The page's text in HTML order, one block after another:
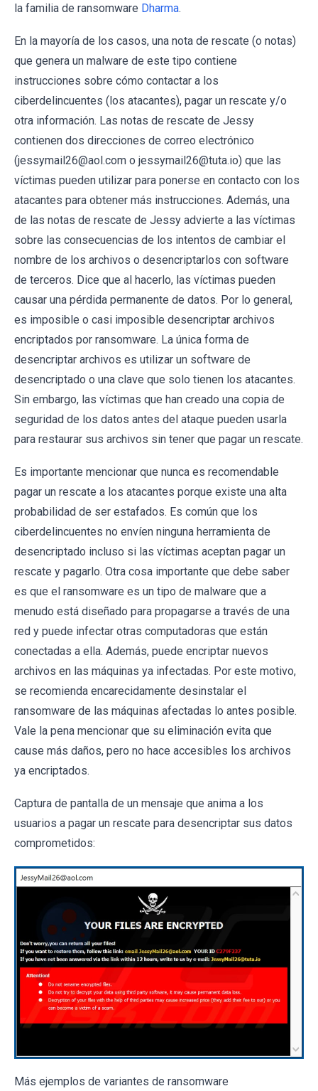
la familia de ransomware Dharma.
En la mayoría de los casos, una nota de rescate (o notas)
que genera un malware de este tipo contiene
instrucciones sobre cómo contactar a los
ciberdelincuentes (los atacantes), pagar un rescate y/o
otra información. Las notas de rescate de Jessy
contienen dos direcciones de correo electrónico
(jessymail26@aol.com o jessymail26@tuta.io) que las
víctimas pueden utilizar para ponerse en contacto con los
atacantes para obtener más instrucciones. Además, una
de las notas de rescate de Jessy advierte a las víctimas
sobre las consecuencias de los intentos de cambiar el
nombre de los archivos o desencriptarlos con software
de terceros. Dice que al hacerlo, las víctimas pueden
causar una pérdida permanente de datos. Por lo general,
es imposible o casi imposible desencriptar archivos
encriptados por ransomware. La única forma de
desencriptar archivos es utilizar un software de
desencriptado o una clave que solo tienen los atacantes.
Sin embargo, las víctimas que han creado una copia de
seguridad de los datos antes del ataque pueden usarla
para restaurar sus archivos sin tener que pagar un rescate.
Es importante mencionar que nunca es recomendable
pagar un rescate a los atacantes porque existe una alta
probabilidad de ser estafados. Es común que los
ciberdelincuentes no envíen ninguna herramienta de
desencriptado incluso si las víctimas aceptan pagar un
rescate y pagarlo. Otra cosa importante que debe saber
es que el ransomware es un tipo de malware que a
menudo está diseñado para propagarse a través de una
red y puede infectar otras computadoras que están
conectadas a ella. Además, puede encriptar nuevos
archivos en las máquinas ya infectadas. Por este motivo,
se recomienda encarecidamente desinstalar el
ransomware de las máquinas afectadas lo antes posible.
Vale la pena mencionar que su eliminación evita que
cause más daños, pero no hace accesibles los archivos
ya encriptados.
Captura de pantalla de un mensaje que anima a los
usuarios a pagar un rescate para desencriptar sus datos
comprometidos:
Más ejemplos de variantes de ransomware